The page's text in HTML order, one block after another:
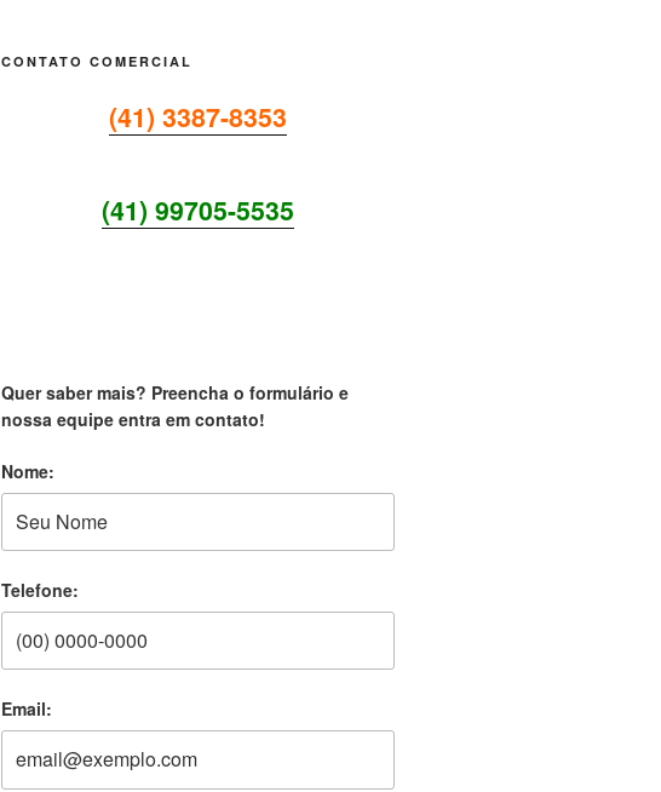
CONTATO COMERCIAL
(41) 3387-8353
(41) 99705-5535
Quer saber mais? Preencha o formulário e
nossa equipe entra em contato!
Nome:
Telefone:
Email: